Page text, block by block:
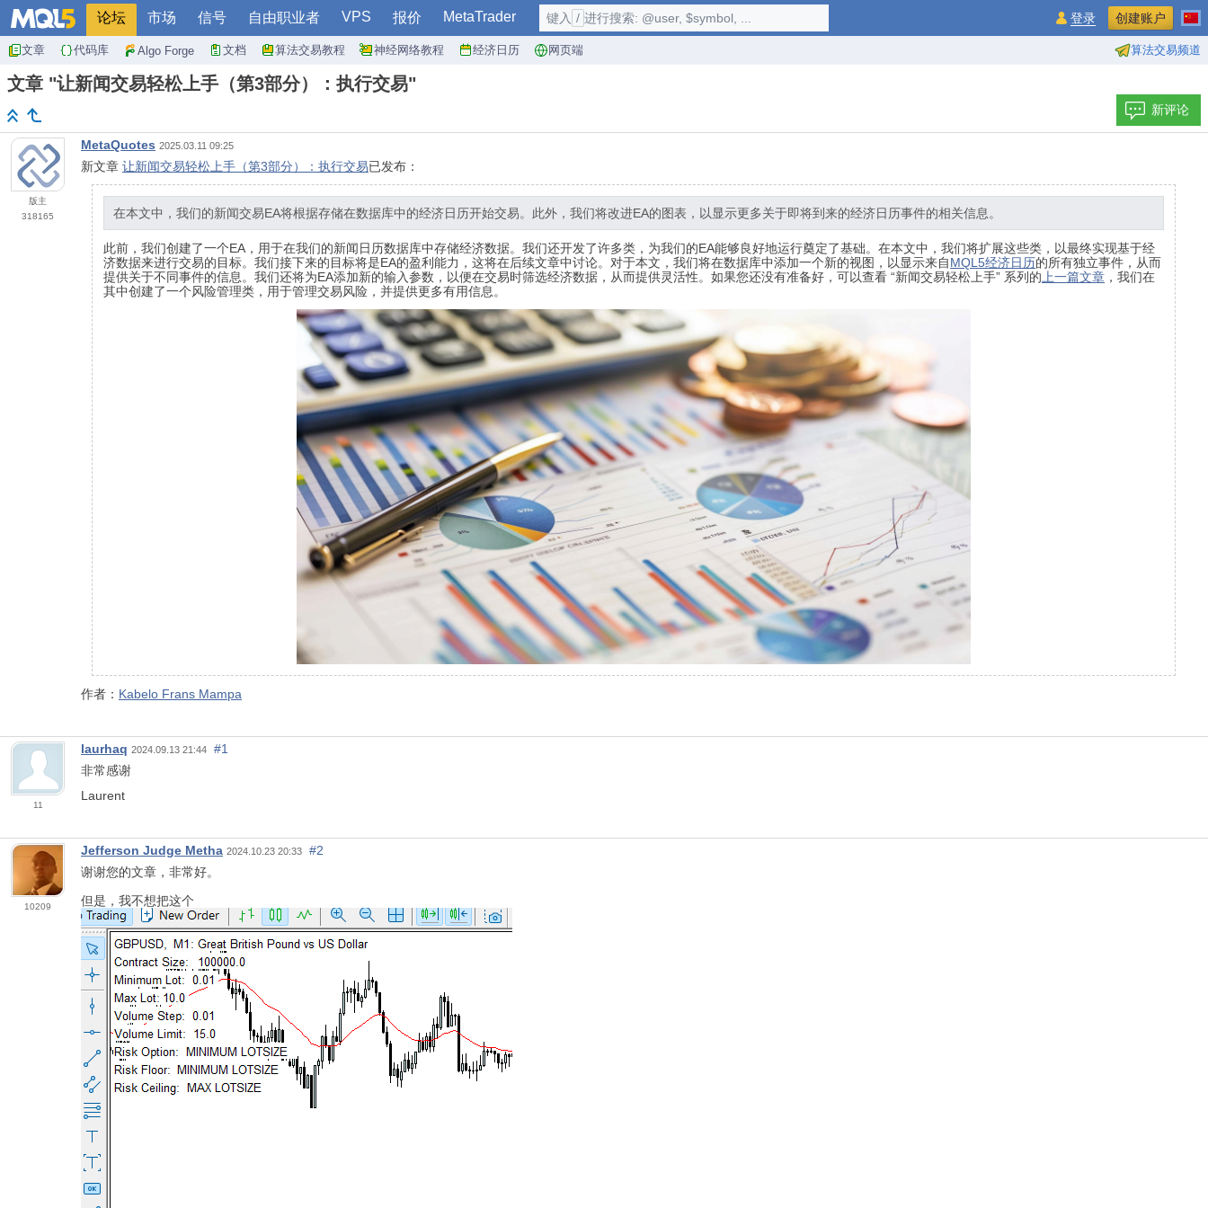
论坛 市场 信号 自由职业者 VPS 报价 MetaTrader
文章 代码库 Algo Forge 文档 算法交易教程 神经网络教程 经济日历 网页端 算法交易频道
键入 / 进行搜索: @user, $symbol, ... 登录 创建账户
文章 "让新闻交易轻松上手（第3部分）：执行交易"
新评论
版主
318165
MetaQuotes 2025.03.11 09:25
新文章 让新闻交易轻松上手（第3部分）：执行交易已发布：
在本文中，我们的新闻交易EA将根据存储在数据库中的经济日历开始交易。此外，我们将改进EA的图表，以显示更多关于即将到来的经济日历事件的相关信息。
此前，我们创建了一个EA，用于在我们的新闻日历数据库中存储经济数据。我们还开发了许多类，为我们的EA能够良好地运行奠定了基础。在本文中，我们将扩展这些类，以最终实现基于经
济数据来进行交易的目标。我们接下来的目标将是EA的盈利能力，这将在后续文章中讨论。对于本文，我们将在数据库中添加一个新的视图，以显示来自MQL5经济日历的所有独立事件，从而
提供关于不同事件的信息。我们还将为EA添加新的输入参数，以便在交易时筛选经济数据，从而提供灵活性。如果您还没有准备好，可以查看 “新闻交易轻松上手” 系列的上一篇文章 ，我们在
其中创建了一个风险管理类，用于管理交易风险，并提供更多有用信息。
作者： Kabelo Frans Mampa
11
laurhaq 2024.09.13 21:44
#1
非常感谢
Laurent
10209
Jefferson Judge Metha 2024.10.23 20:33
#2
谢谢您的文章，非常好。
但是，我不想把这个